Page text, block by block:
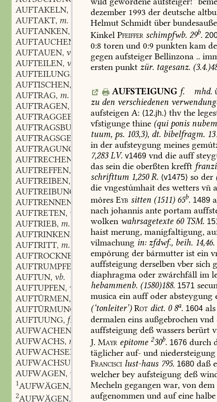
AUFTAKELN,
AUFTAKT, m.
AUFTANKEN,
AUFTAUCHEN
AUFTAUEN, vb.
AUFTEILEN, vb.
AUFTEILUNG,
AUFTISCHEN,
AUFTRAG, m.
AUFTRAGEN,
AUFTRAGGEBER
m.
AUFTRAGSBUCH
n.
AUFTRAGSGEMÄSZ,adj.
AUFTRAGUNG
AUFTRECHEN
AUFTREFFEN,
AUFTREIBEN,
AUFTREIBUNG
AUFTRENNEN
AUFTRETEN, vb.
AUFTRIEB, m.
AUFTRINKEN,
AUFTRITT, m.
AUFTROCKNEN
vb.
AUFTRUMPFEN
vb.
AUFTUN, vb.
AUFTUPFEN, vb.
AUFTÜRMEN,
AUFTÜRMUNG
AUFTUUNG, f.
AUFWACHEN
AUFWACHS, m.
AUFWACHSEN
AUFWACHSUNG
f.
AUFWAGEN, vb.
1AUFWÄGEN,
2AUFWÄGEN,
dezember 1993 der deutsche
Helmut Schmidt über
Kinkel Pfeiffer schimpfwb. 29b.
0:8 toren und 0:9 punkten kam
gegen aufsteiger Bellinzona ..
ersten punkt zür. tagesanz.
AUFSTEIGUNG f. mhd.
zu den verschiedenen
aufsteigen A: ⟨12.jh.⟩ thvthe
vfstigunge thine (quiponis nubem
tuum, ps. 103,3), dt. bibelfragm.
in der aufsteygung meines
7,283LV. v1469 vnd die auff
das sein die oberßten krefft
schrifttum 1,250R. ⟨v1475⟩ so der
die vngestuͤmhait des wetters vn̄
moͤres Eyb sitten (1511)65b. 1489
nach johannis ante portam
wolken wahrsagetexte 60TSM.
haist merung, manigfaltigung,
vilmachung in:zfdwf., beih. 14,46.
empoͤrung der baͤrmutter ist ein
auffsteigung derselben vber sich
diaphragma oder zwaͤrchfaͤll im
hebammenb. (1580)188. 1571
musica ein auffoder absteygung
(‘tonleiter’) Rot dict. 08a. 1604 als
dermalen eins außgebrochen vnd
auffsteigung deß wassers berürt
J. Mayr epitome 230b. 1676 durch
täglicher auf- und niedersteigung
Francisci lust-haus 795. 1680 daß
welcher bey aufsteigung deß
Mecheln gegangen war, von dem
aufgenommen und aufeine halbe